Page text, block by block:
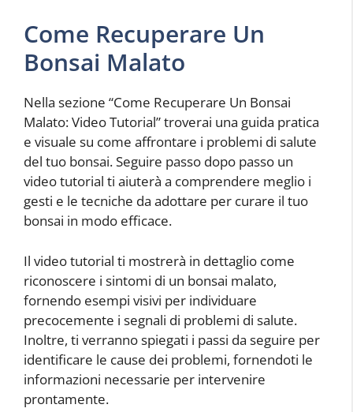
Come Recuperare Un
Bonsai Malato
Nella sezione “Come Recuperare Un Bonsai
Malato: Video Tutorial” troverai una guida pratica
e visuale su come affrontare i problemi di salute
del tuo bonsai. Seguire passo dopo passo un
video tutorial ti aiuterà a comprendere meglio i
gesti e le tecniche da adottare per curare il tuo
bonsai in modo efficace.
Il video tutorial ti mostrerà in dettaglio come
riconoscere i sintomi di un bonsai malato,
fornendo esempi visivi per individuare
precocemente i segnali di problemi di salute.
Inoltre, ti verranno spiegati i passi da seguire per
identificare le cause dei problemi, fornendoti le
informazioni necessarie per intervenire
prontamente.